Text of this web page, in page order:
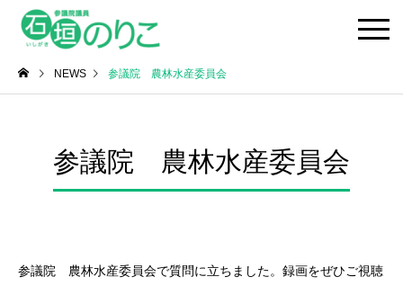
NEWS 参議院 農林水産委員会
参議院 農林水産委員会
参議院 農林水産委員会で質問に立ちました。録画をぜひご視聴